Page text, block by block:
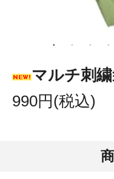
マルチ刺
990円(税込)